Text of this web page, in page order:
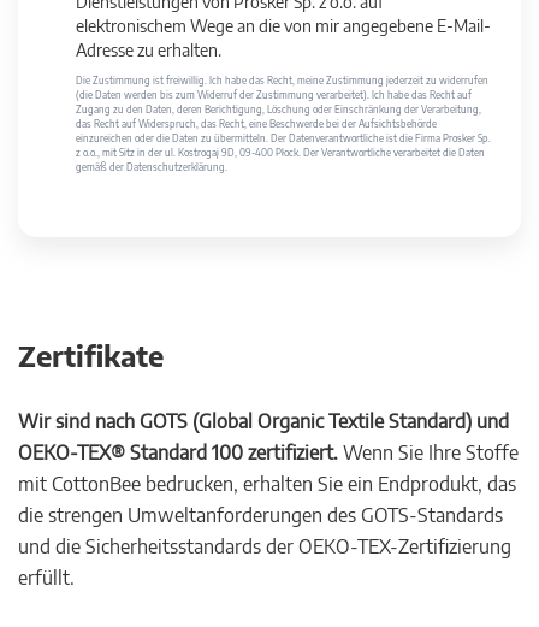
elektronischem Wege an die von mir angegebene E-Mail-
Adresse zu erhalten.
Die Zustimmung ist freiwillig. Ich habe das Recht, meine Zustimmung jederzeit zu widerrufen
(die Daten werden bis zum Widerruf der Zustimmung verarbeitet). Ich habe das Recht auf
Zugang zu den Daten, deren Berichtigung, Löschung oder Einschränkung der Verarbeitung,
das Recht auf Widerspruch, das Recht, eine Beschwerde bei der Aufsichtsbehörde
einzureichen oder die Daten zu übermitteln. Der Datenverantwortliche ist die Firma Prosker Sp.
z o.o., mit Sitz in der ul. Kostrogaj 9D, 09-400 Płock. Der Verantwortliche verarbeitet die Daten
gemäß der Datenschutzerklärung.
Zertifikate
Wir sind nach GOTS (Global Organic Textile Standard) und
OEKO-TEX® Standard 100 zertifiziert. Wenn Sie Ihre Stoffe
mit CottonBee bedrucken, erhalten Sie ein Endprodukt, das
die strengen Umweltanforderungen des GOTS-Standards
und die Sicherheitsstandards der OEKO-TEX-Zertifizierung
erfüllt.